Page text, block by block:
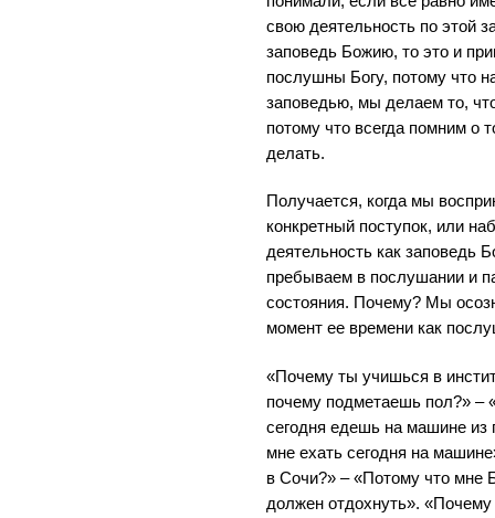
свою деятельность по этой
заповедь Божию, то это и
послушны Богу, потому что
заповедью, мы делаем то,
потому что всегда помним о
делать.
Получается, когда мы
конкретный поступок, или
деятельность как заповедь
пребываем в послушании и
состояния. Почему? Мы
момент ее времени как
«Почему ты учишься в
почему подметаешь пол?» –
сегодня едешь на машине из
мне ехать сегодня на
в Сочи?» – «Потому что мне
должен отдохнуть». «Почему